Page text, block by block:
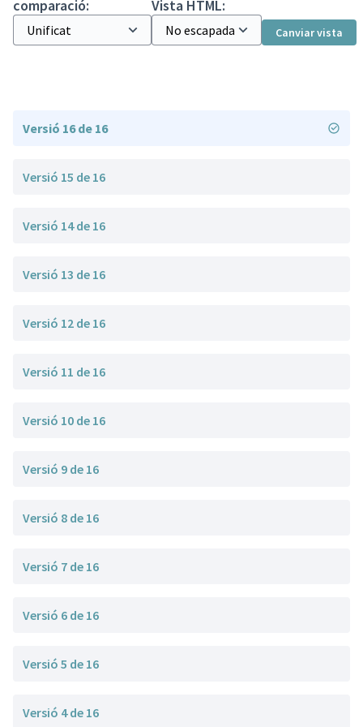
comparació:
Vista HTML:
Canviar vista
Versió 16 de 16
Versió 15 de 16
Versió 14 de 16
Versió 13 de 16
Versió 12 de 16
Versió 11 de 16
Versió 10 de 16
Versió 9 de 16
Versió 8 de 16
Versió 7 de 16
Versió 6 de 16
Versió 5 de 16
Versió 4 de 16